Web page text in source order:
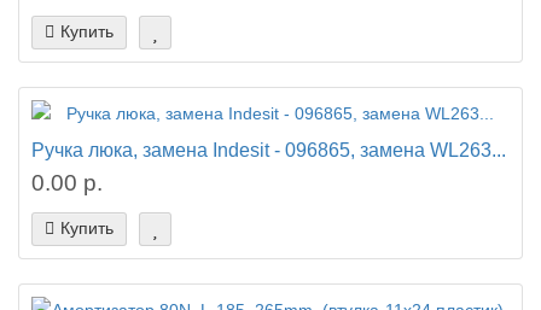
Купить
Ручка люка, замена Indesit - 096865, замена WL263...
0.00 р.
Купить